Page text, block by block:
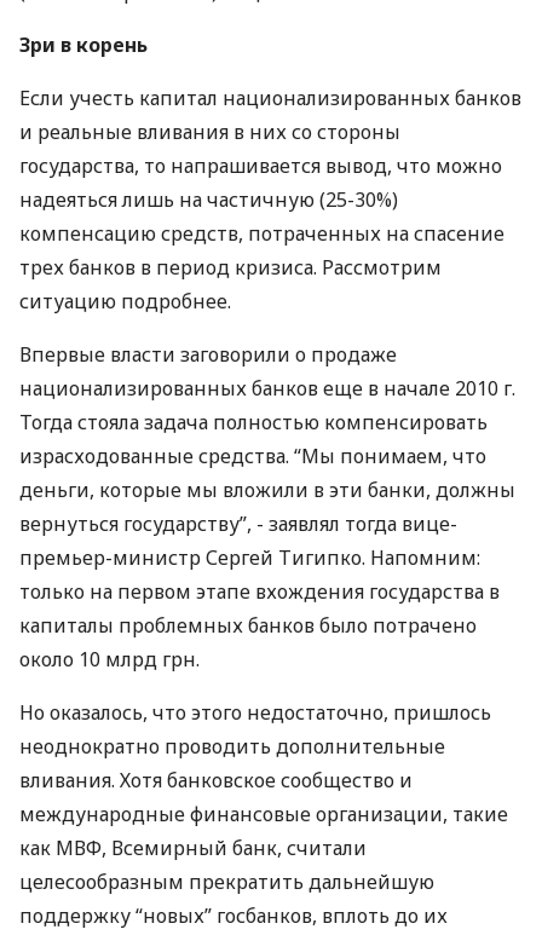
Зри в корень
Если учесть капитал национализированных банков
и реальные вливания в них со стороны
государства, то напрашивается вывод, что можно
надеяться лишь на частичную (25-30%)
компенсацию средств, потраченных на спасение
трех банков в период кризиса. Рассмотрим
ситуацию подробнее.
Впервые власти заговорили о продаже
национализированных банков еще в начале 2010 г.
Тогда стояла задача полностью компенсировать
израсходованные средства. “Мы понимаем, что
деньги, которые мы вложили в эти банки, должны
вернуться государству”, - заявлял тогда вице-
премьер-министр Сергей Тигипко. Напомним:
только на первом этапе вхождения государства в
капиталы проблемных банков было потрачено
около 10 млрд грн.
Но оказалось, что этого недостаточно, пришлось
неоднократно проводить дополнительные
вливания. Хотя банковское сообщество и
международные финансовые организации, такие
как МВФ, Всемирный банк, считали
целесообразным прекратить дальнейшую
поддержку “новых” госбанков, вплоть до их